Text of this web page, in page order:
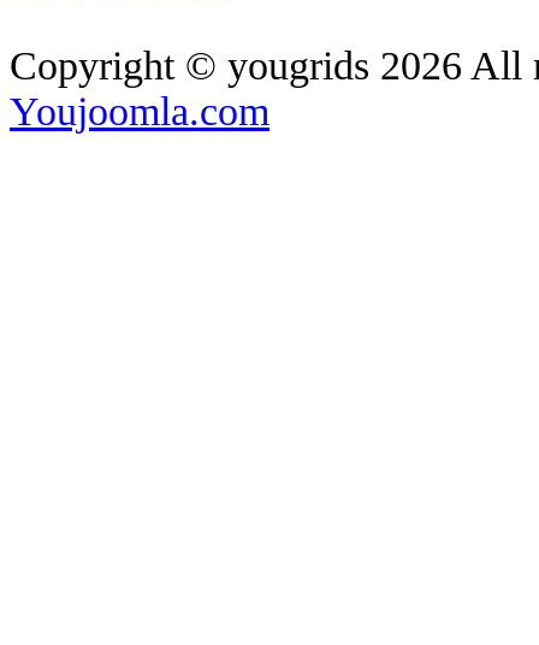
Copyright © yougrids 2026 All
Youjoomla.com